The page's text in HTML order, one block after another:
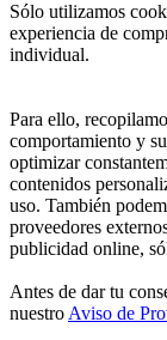
Sólo utilizamos
experiencia de
individual.
Para ello,
comportamiento y
optimizar
contenidos
uso. También
proveedores
publicidad online,
Antes de dar tu
nuestro Aviso de